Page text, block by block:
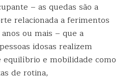
– as quedas são a
relacionada a ferimentos
ou mais – que a
idosas realizem
e mobilidade como
de rotina,